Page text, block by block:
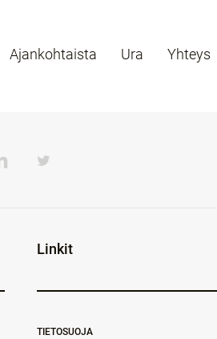
Ajankohtaista Ura Yhteys
Linkit
TIETOSUOJA